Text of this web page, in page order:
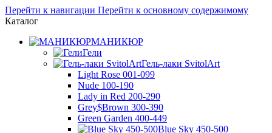
Перейти к навигации Перейти к основному содержимому
Каталог
МАНИКЮР
Гели
Гель-лаки SvitolArt
Light Rose 001-099
Nude 100-190
Lady in Red 200-290
Grey$Brown 300-390
Green Garden 400-449
Blue Sky 450-500